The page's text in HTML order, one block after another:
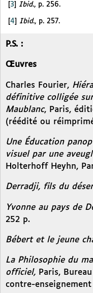
[3] Ibid., p. 256.
4 Ibid., p. 257.
P.S. :
Œuvres
Charles Fourier,
définitive colligée
Maublanc, Paris,
(réédité ou
Une Éducation
visuel par une
Holterhoff Heyhn,
Derradji, fils du
Yvonne au pays de
252 p.
Bébert et le jeune
La Philosophie du
officiel, Paris,
contre-